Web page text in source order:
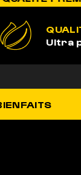
Ultra